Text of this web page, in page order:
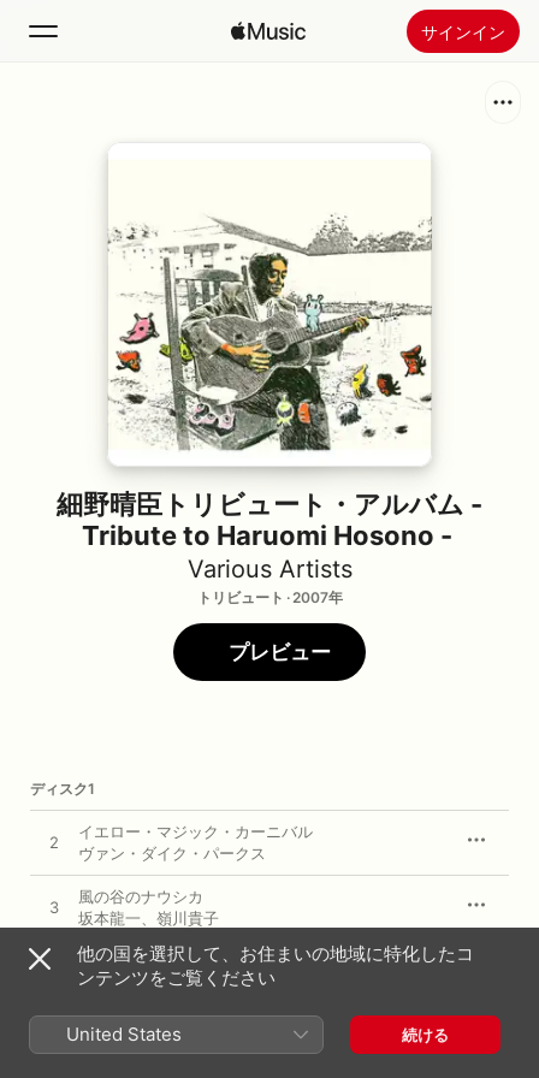
サインイン
新着おすすめ
Apple Musicをインストール
細野晴臣トリビュート・アルバム -
Tribute to Haruomi Hosono -
Various Artists
トリビュート · 2007年
プレビュー
ディスク1
2
イエロー・マジック・カーニバル
ヴァン・ダイク・パークス
3
風の谷のナウシカ
坂本龍一
嶺川貴子
4
わがままな片想い
コシミハル
ハイスクール・ララバイ
リトル・クリーチャーズ
他の国を選択して、お住まいの地域に特化したコ
ンテンツをご覧ください
United States 続ける